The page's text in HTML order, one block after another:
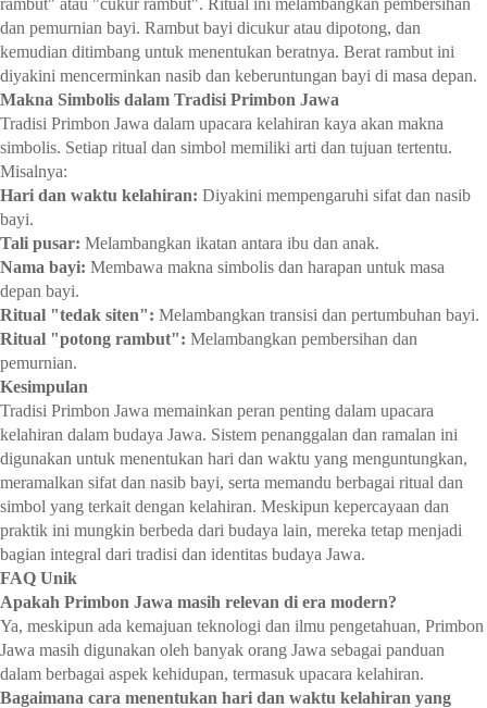
rambut" atau "cukur rambut". Ritual ini melambangkan pembersihan
dan pemurnian bayi. Rambut bayi dicukur atau dipotong, dan
kemudian ditimbang untuk menentukan beratnya. Berat rambut ini
diyakini mencerminkan nasib dan keberuntungan bayi di masa depan.
Makna Simbolis dalam Tradisi Primbon Jawa
Tradisi Primbon Jawa dalam upacara kelahiran kaya akan makna
simbolis. Setiap ritual dan simbol memiliki arti dan tujuan tertentu.
Misalnya:
Hari dan waktu kelahiran: Diyakini mempengaruhi sifat dan nasib
bayi.
Tali pusar: Melambangkan ikatan antara ibu dan anak.
Nama bayi: Membawa makna simbolis dan harapan untuk masa
depan bayi.
Ritual "tedak siten": Melambangkan transisi dan pertumbuhan bayi.
Ritual "potong rambut": Melambangkan pembersihan dan
pemurnian.
Kesimpulan
Tradisi Primbon Jawa memainkan peran penting dalam upacara
kelahiran dalam budaya Jawa. Sistem penanggalan dan ramalan ini
digunakan untuk menentukan hari dan waktu yang menguntungkan,
meramalkan sifat dan nasib bayi, serta memandu berbagai ritual dan
simbol yang terkait dengan kelahiran. Meskipun kepercayaan dan
praktik ini mungkin berbeda dari budaya lain, mereka tetap menjadi
bagian integral dari tradisi dan identitas budaya Jawa.
FAQ Unik
Apakah Primbon Jawa masih relevan di era modern?
Ya, meskipun ada kemajuan teknologi dan ilmu pengetahuan, Primbon
Jawa masih digunakan oleh banyak orang Jawa sebagai panduan
dalam berbagai aspek kehidupan, termasuk upacara kelahiran.
Bagaimana cara menentukan hari dan waktu kelahiran yang